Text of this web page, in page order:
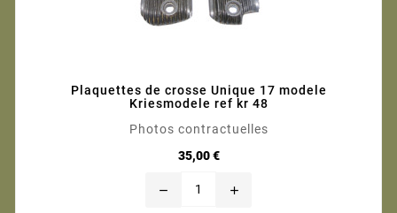
Plaquettes de crosse Unique 17 modele
Kriesmodele ref kr 48
Photos contractuelles
35,00 €Prix
remove add